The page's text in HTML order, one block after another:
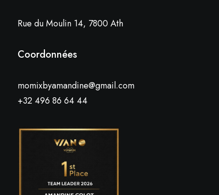
Rue du Moulin 14, 7800 Ath
Coordonnées
momixbyamandine@gmail.com
+32 496 86 64 44